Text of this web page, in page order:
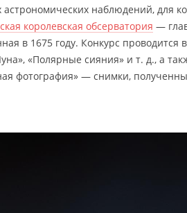
наблюдений, для
королевская обсерватория —
в 1675 году. Конкурс проводится
«Полярные сияния» и т. д., а
фотография» — снимки,